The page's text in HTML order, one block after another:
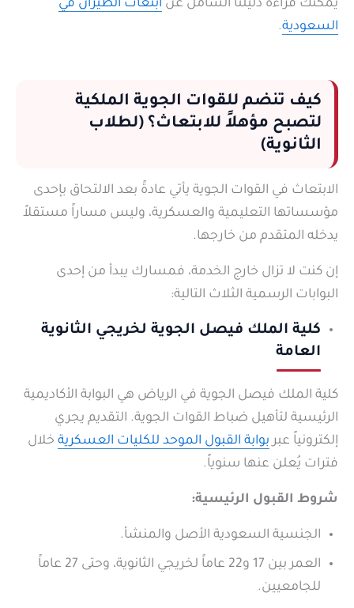
يمكنك قراءة دليلنا الشامل عن ابتعاث الطيران في
السعودية.
كيف تنضم للقوات الجوية الملكية
لتصبح مؤهلاً للابتعاث؟ (لطلاب
الثانوية)
الابتعاث في القوات الجوية يأتي عادةً بعد الالتحاق بإحدى
مؤسساتها التعليمية والعسكرية، وليس مساراً مستقلاً
يدخله المتقدم من خارجها.
إن كنت لا تزال خارج الخدمة، فمسارك يبدأ من إحدى
البوابات الرسمية الثلاث التالية:
كلية الملك فيصل الجوية لخريجي الثانوية
العامة
كلية الملك فيصل الجوية في الرياض هي البوابة الأكاديمية
الرئيسية لتأهيل ضباط القوات الجوية. التقديم يجري
إلكترونياً عبر بوابة القبول الموحد للكليات العسكرية خلال
فترات يُعلن عنها سنوياً.
شروط القبول الرئيسية:
الجنسية السعودية الأصل والمنشأ.
العمر بين 17 و22 عاماً لخريجي الثانوية، وحتى 27 عاماً
للجامعيين.